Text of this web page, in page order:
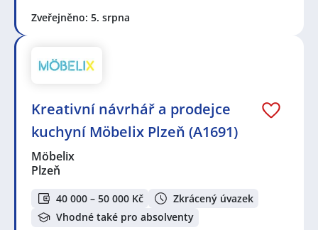
Zveřejněno: 5. srpna
Kreativní návrhář a prodejce
kuchyní Möbelix Plzeň (A1691)
Möbelix
Plzeň
40 000 – 50 000 Kč
Zkrácený úvazek
Vhodné také pro absolventy